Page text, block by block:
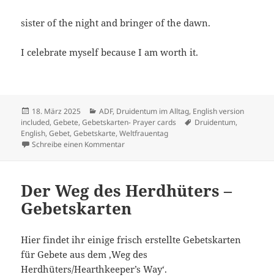
sister of the night and bringer of the dawn.
I celebrate myself because I am worth it.
Veröffentlicht
am
18. März 2025 Kategorien
ADF, Druidentum im Alltag, English version
included,Gebete,Gebetskarten- Prayer cards Schlagwörter
Druidentum,
English,Gebet,Gebetskarte,Weltfrauentag
Schreibe einen Kommentarzu Gebet zum Weltfrauentag 2025
Der Weg des Herdhüters –
Gebetskarten
Hier findet ihr einige frisch erstellte Gebetskarten
für Gebete aus dem ‚Weg des
Herdhüters/Hearthkeeper’s Way‘.